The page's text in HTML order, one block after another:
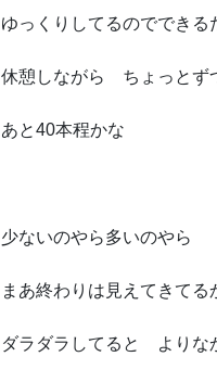
ゆっくりしてるのでできる
休憩しながら ちょっとず
あと40本程かな
少ないのやら多いのやら
まあ終わりは見えてきてる
ダラダラしてると よりな